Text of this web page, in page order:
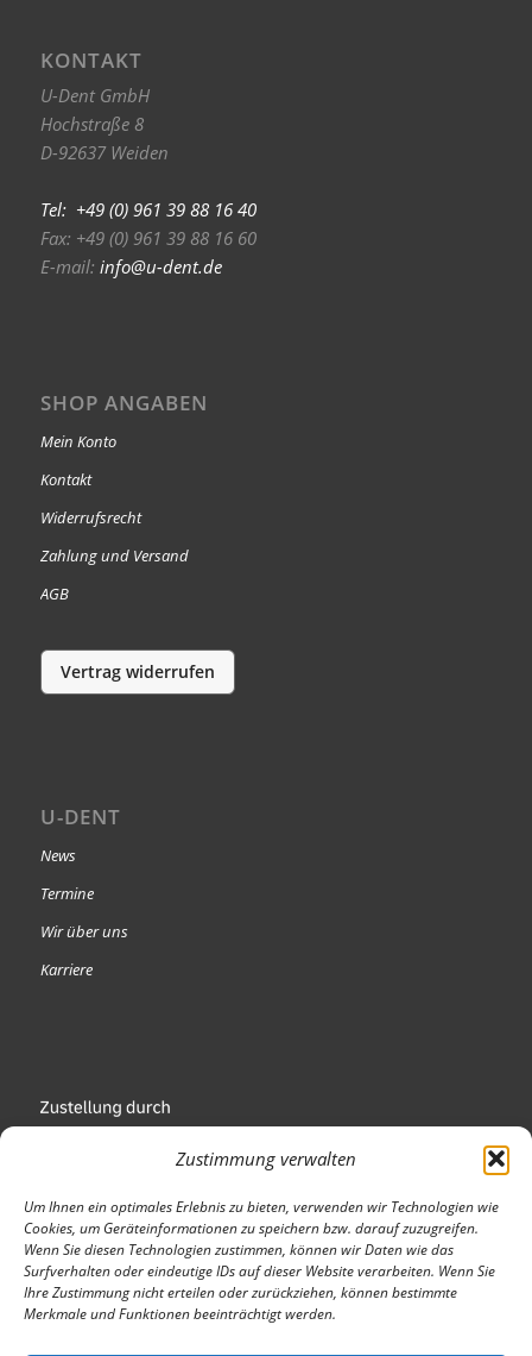
Zustimmung verwalten
Um Ihnen ein optimales Erlebnis zu bieten, verwenden wir Technologien wie
Cookies, um Geräteinformationen zu speichern bzw. darauf zuzugreifen.
Wenn Sie diesen Technologien zustimmen, können wir Daten wie das
Surfverhalten oder eindeutige IDs auf dieser Website verarbeiten. Wenn Sie
Ihre Zustimmung nicht erteilen oder zurückziehen, können bestimmte
Merkmale und Funktionen beeinträchtigt werden.
KONTAKT
U-Dent GmbH
Hochstraße 8
D-92637 Weiden
Tel: +49 (0) 961 39 88 16 40
Fax: +49 (0) 961 39 88 16 60
E-mail: info@u-dent.de
SHOP ANGABEN
Mein Konto
Kontakt
Widerrufsrecht
Zahlung und Versand
AGB
Vertrag widerrufen
U-DENT
News
Termine
Wir über uns
Karriere
Wir sind Mitglied